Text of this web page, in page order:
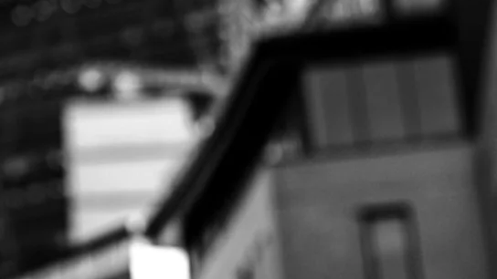
Скачать чек-лист подготовки
Академия знаний
FAQ
Бесплатный вебинар о CE-Mark